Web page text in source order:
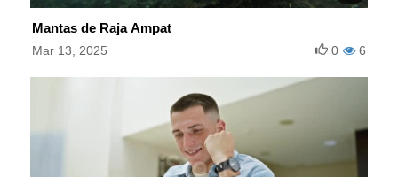
Mantas de Raja Ampat
Mar 13, 2025 6
0